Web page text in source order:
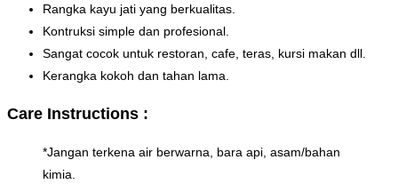
Rangka kayu jati yang berkualitas.
Kontruksi simple dan profesional.
Sangat cocok untuk restoran, cafe, teras, kursi makan dll.
Kerangka kokoh dan tahan lama.
Care Instructions :
*Jangan terkena air berwarna, bara api, asam/bahan
kimia.